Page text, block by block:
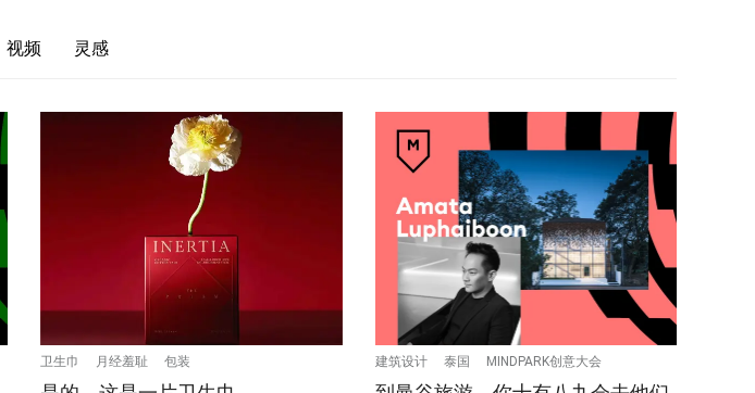
视频 灵感
卫生巾 月经羞耻 包装 建筑设计 泰国 MINDPARK创意大会